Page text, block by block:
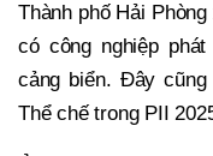
Thành phố Hải
có công nghiệp
cảng biển. Đây
Thể chế trong PII